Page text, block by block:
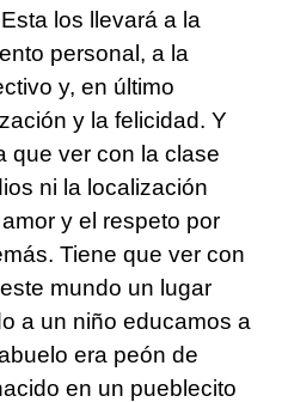
los llevará a la
personal, a la
y, en último
y la felicidad. Y
que ver con la clase
ni la localización
y el respeto por
Tiene que ver con
mundo un lugar
a un niño educamos a
era peón de
en un pueblecito